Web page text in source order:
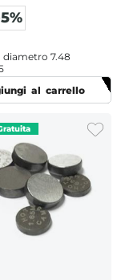
diametro 7.48